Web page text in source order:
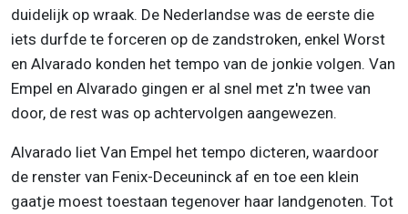
duidelijk op wraak. De Nederlandse was de eerste die
iets durfde te forceren op de zandstroken, enkel Worst
en Alvarado konden het tempo van de jonkie volgen. Van
Empel en Alvarado gingen er al snel met z'n twee van
door, de rest was op achtervolgen aangewezen.
Alvarado liet Van Empel het tempo dicteren, waardoor
de renster van Fenix-Deceuninck af en toe een klein
gaatje moest toestaan tegenover haar landgenoten. Tot